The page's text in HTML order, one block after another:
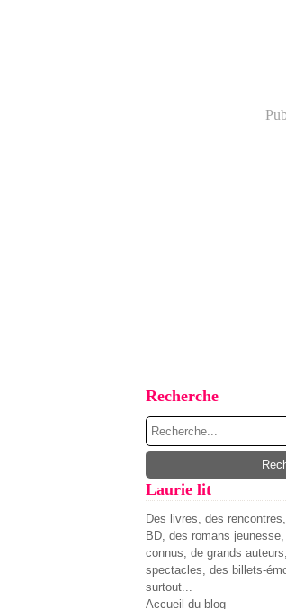
Recherche
Laurie lit
Des livres, des
BD, des romans
connus, de grands
spectacles, des billets-
surtout...
Accueil du blog